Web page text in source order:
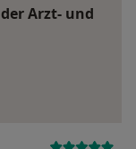
Arzt- und